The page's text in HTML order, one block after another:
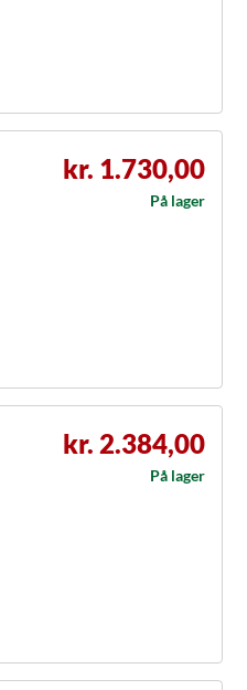
kr. 1.730,00
På lager
kr. 2.384,00
På lager